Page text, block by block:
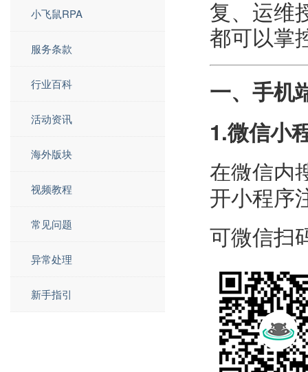
小飞鼠RPA
服务条款
行业百科
活动资讯
海外版块
视频教程
常见问题
异常处理
新手指引
复、运维
都可以掌
一、手机
1.微信小
在微信内
开小程序
可微信扫